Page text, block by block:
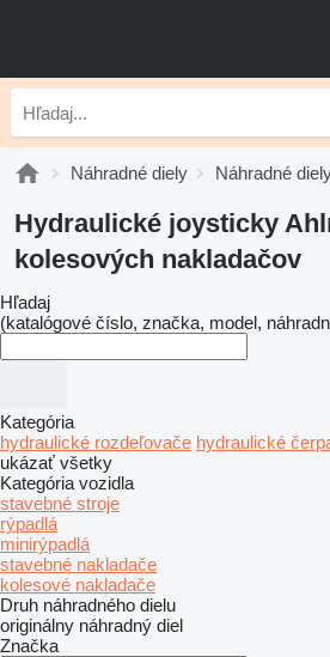
Náhradné diely Náhradné
Hydraulické joysticky
kolesových nakladačov
Hľadaj
(katalógové číslo, značka, model,
Kategória
hydraulické rozdeľovače hydraulické
ukázať všetky
Kategória vozidla
stavebné stroje
rýpadlá
minirýpadlá
stavebné nakladače
kolesové nakladače
Druh náhradného dielu
originálny náhradný diel
Značka